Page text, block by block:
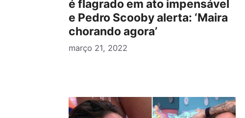
é flagrado em ato impensável
e Pedro Scooby alerta: ‘Maira
chorando agora’
março 21, 2022